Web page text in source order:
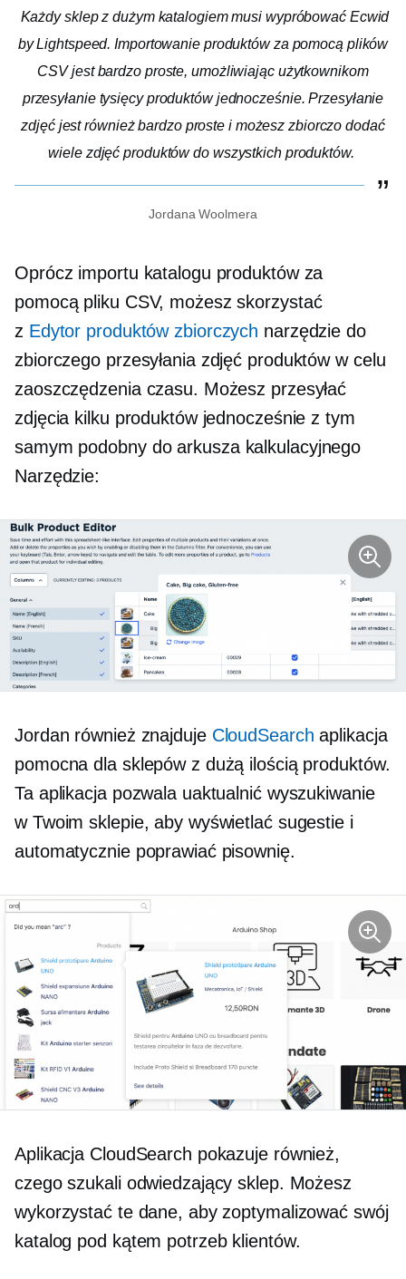
Każdy sklep z dużym katalogiem musi wypróbować Ecwid
by Lightspeed. Importowanie produktów za pomocą plików
CSV jest bardzo proste, umożliwiając użytkownikom
przesyłanie tysięcy produktów jednocześnie. Przesyłanie
zdjęć jest również bardzo proste i możesz zbiorczo dodać
wiele zdjęć produktów do wszystkich produktów.
Jordana Woolmera
Oprócz importu katalogu produktów za
pomocą pliku CSV, możesz skorzystać
z Edytor produktów zbiorczych narzędzie do
zbiorczego przesyłania zdjęć produktów w celu
zaoszczędzenia czasu. Możesz przesyłać
zdjęcia kilku produktów jednocześnie z tym
samym podobny do arkusza kalkulacyjnego
Narzędzie:
Jordan również znajduje CloudSearch aplikacja
pomocna dla sklepów z dużą ilością produktów.
Ta aplikacja pozwala uaktualnić wyszukiwanie
w Twoim sklepie, aby wyświetlać sugestie i
automatycznie poprawiać pisownię.
Aplikacja CloudSearch pokazuje również,
czego szukali odwiedzający sklep. Możesz
wykorzystać te dane, aby zoptymalizować swój
katalog pod kątem potrzeb klientów.